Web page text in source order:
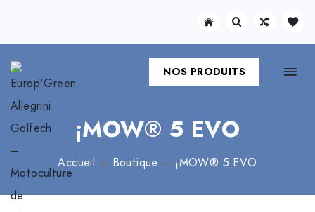
NOS PRODUITS
¡MOW® 5 EVO
Accueil Boutique ¡MOW® 5 EVO